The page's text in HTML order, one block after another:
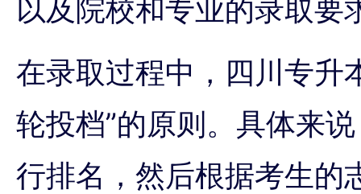
以及院校和专业的录取要
在录取过程中，四川专升
轮投档”的原则。具体来
行排名，然后根据考生的